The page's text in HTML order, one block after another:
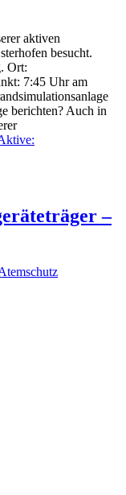
aktiven
besucht.
Ort:
7:45 Uhr am
berichten? Auch in
–